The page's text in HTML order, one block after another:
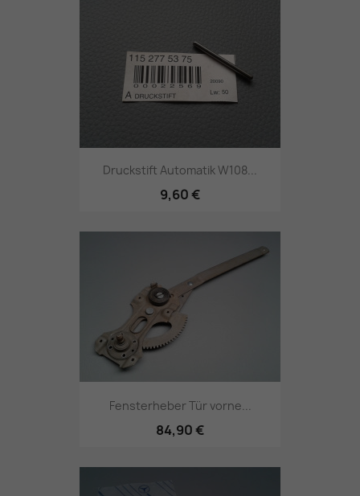
Druckstift Automatik W108...
9,60 €
Fensterheber Tür vorne...
84,90 €